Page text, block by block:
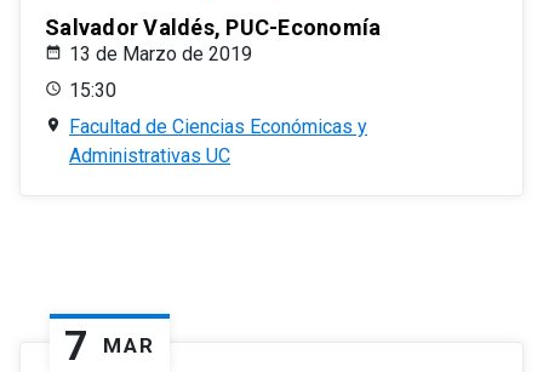
Salvador Valdés, PUC-Economía
13 de Marzo de 2019
15:30
Facultad de Ciencias Económicas y
Administrativas UC
7 MAR